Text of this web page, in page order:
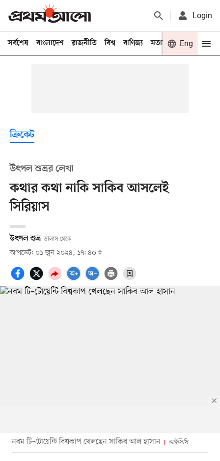
Login
সর্বশেষ বাংলাদেশ রাজনীতি বিশ্ব বাণিজ্য মতামত খেলা
Eng
ক্রিকেট
উৎপল শুভ্রর লেখা
কথার কথা নাকি সাকিব আসলেই
সিরিয়াস
উৎপল শুভ্র ডালাস থেকে
আপডেট: ০১ জুন ২০২৪, ১৭: ৪০
নবম টি–টোয়েন্টি বিশ্বকাপ খেলছেন সাকিব আল হাসান আইসিসি